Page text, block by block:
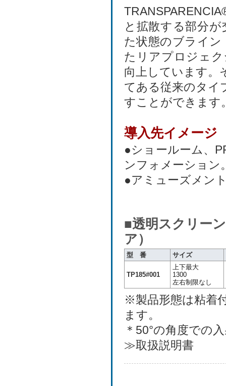
と拡散する部分
た状態のブライ
たリアプロジェ
向上しています。
てある従来のタイ
すことができます
導入先イメージ
●ショールーム、
ンフォメーション
●アミューズメン
■透明スクリー
ア）
型 番 サイズ
TP185#001
上下最大
1300
左右制限なし
※製品形態は粘着
ます。
＊50°の角度での
≫取扱説明書